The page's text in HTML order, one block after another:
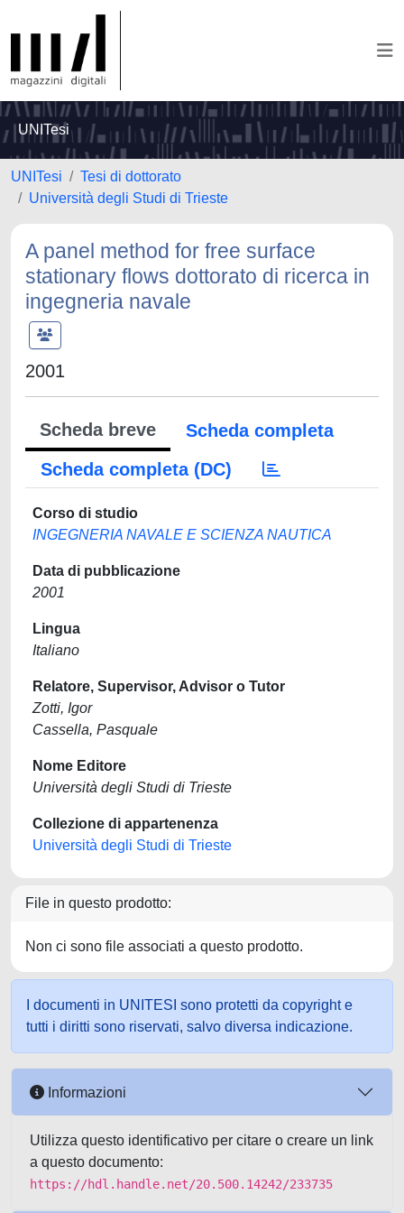
UNITesi
UNITesi
Tesi di dottorato
Università degli Studi di Trieste
A panel method for free surface
stationary flows dottorato di ricerca in
ingegneria navale
2001
Scheda breve
Scheda completa
Scheda completa (DC)
Corso di studio
INGEGNERIA NAVALE E SCIENZA NAUTICA
Data di pubblicazione
2001
Lingua
Italiano
Relatore, Supervisor, Advisor o Tutor
Zotti, Igor
Cassella, Pasquale
Nome Editore
Università degli Studi di Trieste
Collezione di appartenenza
Università degli Studi di Trieste
File in questo prodotto:
Non ci sono file associati a questo prodotto.
I documenti in UNITESI sono protetti da copyright e
tutti i diritti sono riservati, salvo diversa indicazione.
Informazioni
Utilizza questo identificativo per citare o creare un link
a questo documento:
https://hdl.handle.net/20.500.14242/233735